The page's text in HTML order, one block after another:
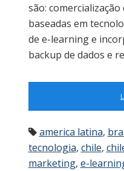
são:
baseadas em
de e-learning e
backup de dados e
america latina,
tecnologia, chile,
marketing, e-